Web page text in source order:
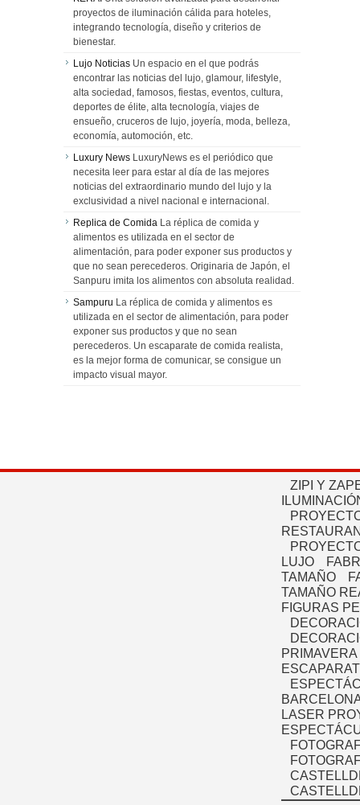
proyectos de iluminación cálida para hoteles,
integrando tecnología, diseño y criterios de
bienestar.
Lujo Noticias Un espacio en el que podrás
encontrar las noticias del lujo, glamour, lifestyle,
alta sociedad, famosos, fiestas, eventos, cultura,
deportes de élite, alta tecnología, viajes de
ensueño, cruceros de lujo, joyería, moda, belleza,
economía, automoción, etc.
Luxury News LuxuryNews es el periódico que
necesita leer para estar al día de las mejores
noticias del extraordinario mundo del lujo y la
exclusividad a nivel nacional e internacional.
Replica de Comida La réplica de comida y
alimentos es utilizada en el sector de
alimentación, para poder exponer sus productos y
que no sean perecederos. Originaria de Japón, el
Sanpuru imita los alimentos con absoluta realidad.
Sampuru La réplica de comida y alimentos es
utilizada en el sector de alimentación, para poder
exponer sus productos y que no sean
perecederos. Un escaparate de comida realista,
es la mejor forma de comunicar, se consigue un
impacto visual mayor.
ZIPI Y
LUJO
TAMAÑO
TAMAÑO
FIGURAS
PRIMAVERA
LASER